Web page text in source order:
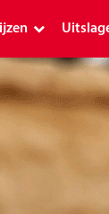
Premium